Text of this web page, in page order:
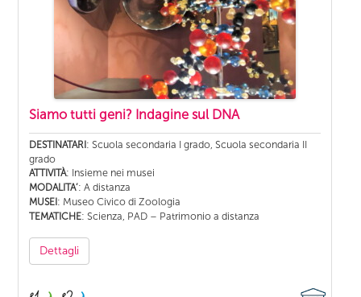
Siamo tutti geni? Indagine sul DNA
DESTINATARI: Scuola secondaria I grado, Scuola secondaria II
grado
ATTIVITÀ: Insieme nei musei
MODALITA’: A distanza
MUSEI: Museo Civico di Zoologia
TEMATICHE: Scienza, PAD – Patrimonio a distanza
Dettagli